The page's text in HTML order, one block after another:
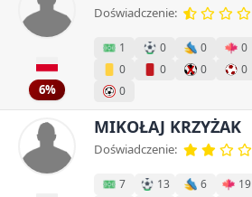
6%
Doświadczenie:
1 0 0 0
0
0 0 0
0
MIKOŁAJ KRZYŻAK
Doświadczenie:
7 13 6 19